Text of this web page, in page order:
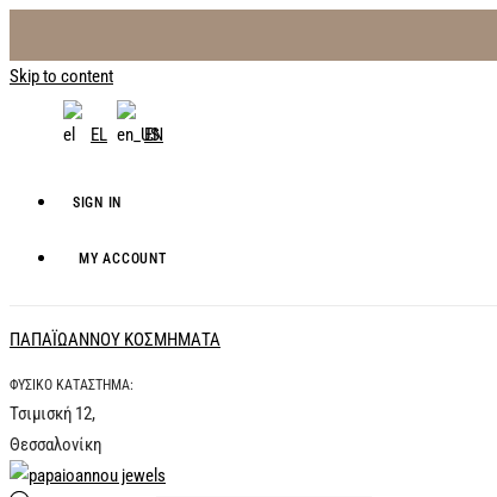
Skip to content
EL EN
SIGN IN
MY ACCOUNT
ΠΑΠΑΪΩΑΝΝΟΥ ΚΟΣΜΗΜΑΤΑ
ΦΥΣΙΚΟ ΚΑΤΑΣΤΗΜΑ:
Τσιμισκή 12,
Θεσσαλονίκη